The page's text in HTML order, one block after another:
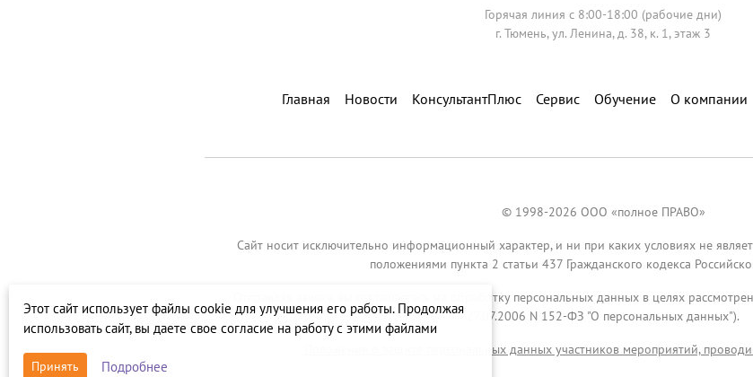
Горячая линия с 8:00-18:00 (рабочие дни)
г. Тюмень, ул. Ленина, д. 38, к. 1, этаж 3
Главная Новости КонсультантПлюс Сервис Обучение О компании
© 1998-2026 ООО «полное ПРАВО»
Сайт носит исключительно информационный характер, и ни при каких условиях не
положениями пункта 2 статьи 437 Гражданского кодекса
Отправляя заявку, вы соглашаетесь на обработку персональных данных в целях
27.07.2006 N 152-ФЗ "О персональных данных").
Положение о защите персональных данных участников мероприятий,
Этот сайт использует файлы cookie для улучшения его работы. Продолжая
использовать сайт, вы даете свое согласие на работу с этими файлами
Принять Подробнее